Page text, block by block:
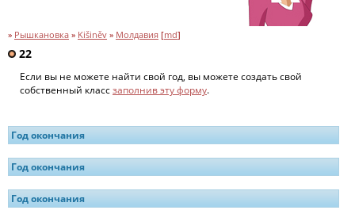
» Рышкановка » Kišiněv » Молдавия [md]
22
Если вы не можете найти свой год, вы можете создать свой
собственный классзаполнив эту форму.
Год окончания
Год окончания
Год окончания